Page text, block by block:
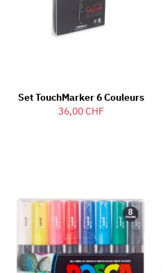
Set TouchMarker 6 Couleurs
36,00 CHF